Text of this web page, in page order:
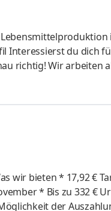
richtig! Wir arbeiten
Mit innovativer
Molkereiprodukte